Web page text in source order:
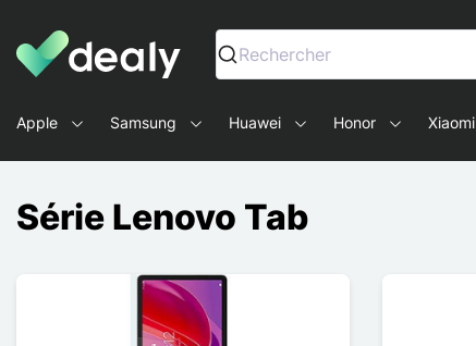
Dealy - Capas e acessórios para smartphones e tablets
Rechercher
Apple Samsung Huawei Honor Xiaomi
Série Lenovo Tab